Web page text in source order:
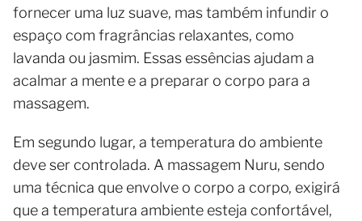
fornecer uma luz suave, mas também infundir o
espaço com fragrâncias relaxantes, como
lavanda ou jasmim. Essas essências ajudam a
acalmar a mente e a preparar o corpo para a
massagem.
Em segundo lugar, a temperatura do ambiente
deve ser controlada. A massagem Nuru, sendo
uma técnica que envolve o corpo a corpo, exigirá
que a temperatura ambiente esteja confortável,